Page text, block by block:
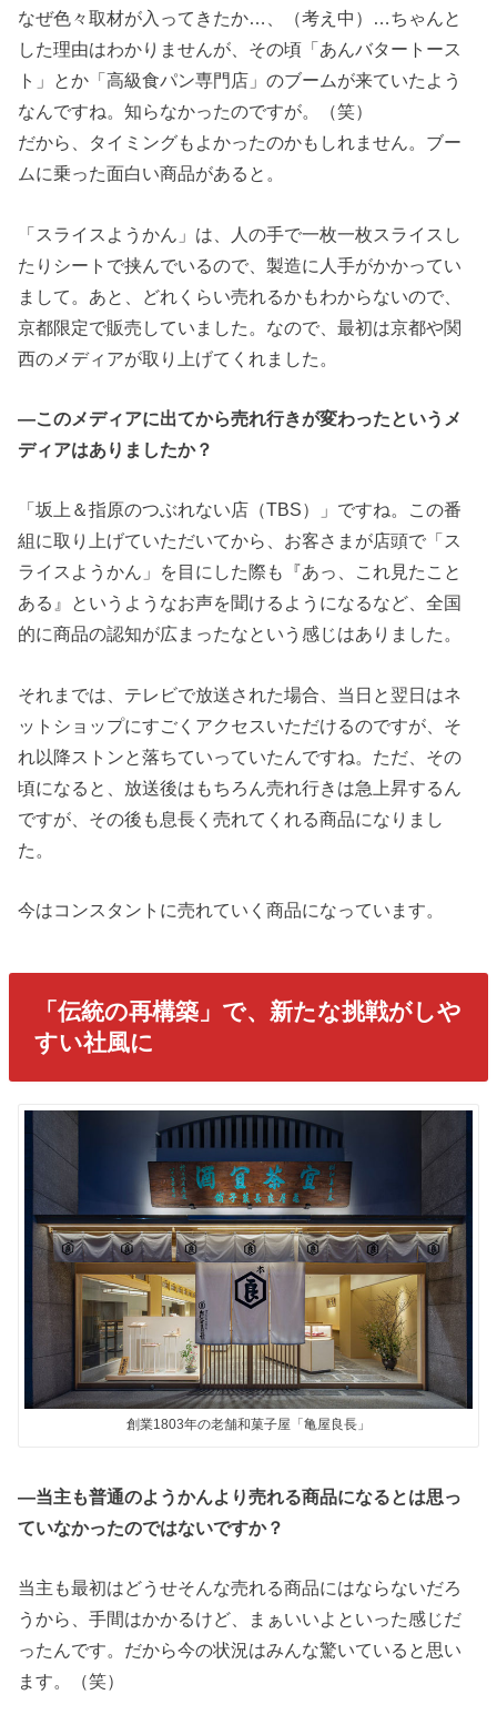
なぜ色々取材が入ってきたか…、（考え中）…ちゃんと
した理由はわかりませんが、その頃「あんバタートース
ト」とか「高級食パン専門店」のブームが来ていたよう
なんですね。知らなかったのですが。（笑）
だから、タイミングもよかったのかもしれません。ブー
ムに乗った面白い商品があると。
「スライスようかん」は、人の手で一枚一枚スライスし
たりシートで挟んでいるので、製造に人手がかかってい
まして。あと、どれくらい売れるかもわからないので、
京都限定で販売していました。なので、最初は京都や関
西のメディアが取り上げてくれました。
―このメディアに出てから売れ行きが変わったというメ
ディアはありましたか？
「坂上＆指原のつぶれない店（TBS）」ですね。この番
組に取り上げていただいてから、お客さまが店頭で「ス
ライスようかん」を目にした際も『あっ、これ見たこと
ある』というようなお声を聞けるようになるなど、全国
的に商品の認知が広まったなという感じはありました。
それまでは、テレビで放送された場合、当日と翌日はネ
ットショップにすごくアクセスいただけるのですが、そ
れ以降ストンと落ちていっていたんですね。ただ、その
頃になると、放送後はもちろん売れ行きは急上昇するん
ですが、その後も息長く売れてくれる商品になりまし
た。
今はコンスタントに売れていく商品になっています。
「伝統の再構築」で、新たな挑戦がしや
すい社風に
創業1803年の老舗和菓子屋「亀屋良長」
―当主も普通のようかんより売れる商品になるとは思っ
ていなかったのではないですか？
当主も最初はどうせそんな売れる商品にはならないだろ
うから、手間はかかるけど、まぁいいよといった感じだ
ったんです。だから今の状況はみんな驚いていると思い
ます。（笑）